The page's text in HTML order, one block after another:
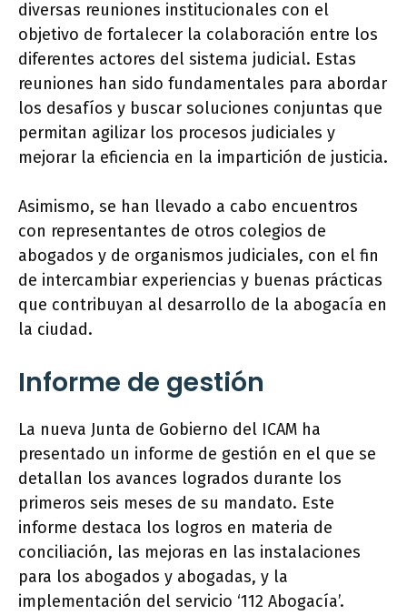
diversas reuniones institucionales con el
objetivo de fortalecer la colaboración entre los
diferentes actores del sistema judicial. Estas
reuniones han sido fundamentales para abordar
los desafíos y buscar soluciones conjuntas que
permitan agilizar los procesos judiciales y
mejorar la eficiencia en la impartición de justicia.
Asimismo, se han llevado a cabo encuentros
con representantes de otros colegios de
abogados y de organismos judiciales, con el fin
de intercambiar experiencias y buenas prácticas
que contribuyan al desarrollo de la abogacía en
la ciudad.
Informe de gestión
La nueva Junta de Gobierno del ICAM ha
presentado un informe de gestión en el que se
detallan los avances logrados durante los
primeros seis meses de su mandato. Este
informe destaca los logros en materia de
conciliación, las mejoras en las instalaciones
para los abogados y abogadas, y la
implementación del servicio ‘112 Abogacía’.